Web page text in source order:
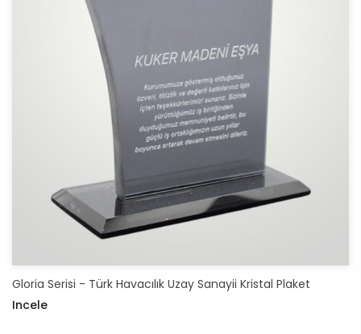
Gloria Serisi - Türk Havacılık Uzay Sanayii Kristal Plaket
Incele